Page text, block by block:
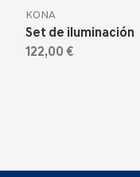
KONA
Set de iluminación
122,00 €